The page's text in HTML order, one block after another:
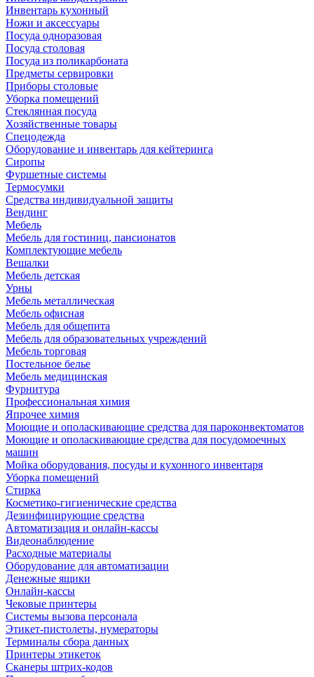
Инвентарь кухонный
Ножи и аксессуары
Посуда одноразовая
Посуда столовая
Посуда из поликарбоната
Предметы сервировки
Приборы столовые
Уборка помещений
Стеклянная посуда
Хозяйственные товары
Спецодежда
Оборудование и инвентарь для кейтеринга
Сиропы
Фуршетные системы
Термосумки
Средства индивидуальной защиты
Вендинг
Мебель
Мебель для гостиниц, пансионатов
Комплектующие мебель
Вешалки
Мебель детская
Урны
Мебель металлическая
Мебель офисная
Мебель для общепита
Мебель для образовательных учреждений
Мебель торговая
Постельное белье
Мебель медицинская
Фурнитура
Профессиональная химия
Япрочее химия
Моющие и ополаскивающие средства для пароконвектоматов
Моющие и ополаскивающие средства для посудомоечных
машин
Мойка оборудования, посуды и кухонного инвентаря
Уборка помещений
Стирка
Косметико-гигиенические средства
Дезинфицирующие средства
Автоматизация и онлайн-кассы
Видеонаблюдение
Расходные материалы
Оборудование для автоматизации
Денежные ящики
Онлайн-кассы
Чековые принтеры
Системы вызова персонала
Этикет-пистолеты, нумераторы
Терминалы сбора данных
Принтеры этикеток
Сканеры штрих-кодов